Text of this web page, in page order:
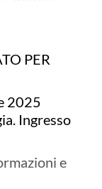
PER
2025
Ingresso
e